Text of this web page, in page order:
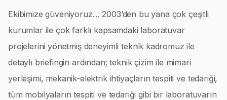
Ekibimize güveniyoruz… 2003’den bu yana çok çeşitli
kurumlar ile çok farklı kapsamdaki laboratuvar
projelerini yönetmiş deneyimli teknik kadromuz ile
detaylı briefingin ardından; teknik çizim ile mimari
yerleşimi, mekanik-elektrik ihtiyaçların tespiti ve tedariği,
tüm mobilyaların tespiti ve tedariği gibi bir laboratuvarın